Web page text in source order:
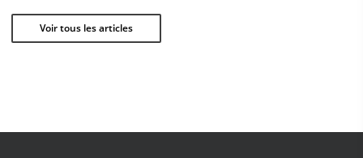
Voir tous les articles